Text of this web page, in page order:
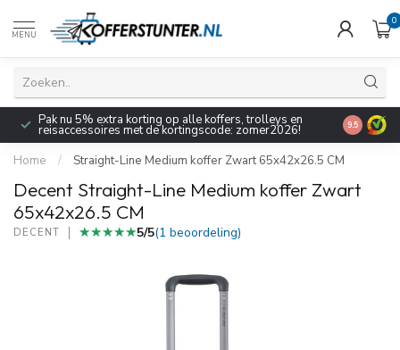
MENU
0
Pak nu 5% extra korting op alle koffers, trolleys en
reisaccessoires met de kortingscode: zomer2026! 9.5
Home / Straight-Line Medium koffer Zwart 65x42x26.5 CM
Decent Straight-Line Medium koffer Zwart
65x42x26.5 CM
DECENT ★★★★★
★★★★★5/5(1 beoordeling)